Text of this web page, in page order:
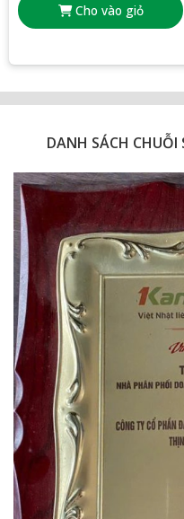
Cho vào giỏ
DANH SÁCH